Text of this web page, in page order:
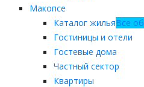
Макопсе
Каталог жильяВсе
Гостиницы и отели
Гостевые дома
Частный сектор
Квартиры